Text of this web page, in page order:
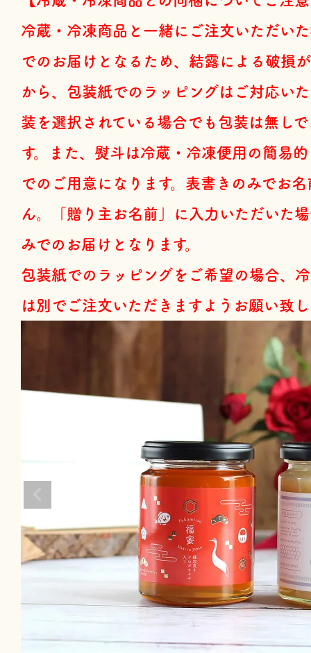
冷蔵・冷凍商品と一緒にご注文いただい
でのお届けとなるため、結露による破損
から、包装紙でのラッピングはご対応い
装を選択されている場合でも包装は無し
す。また、熨斗は冷蔵・冷凍便用の簡易
でのご用意になります。表書きのみでお
ん。「贈り主お名前」に入力いただいた
みでのお届けとなります。
包装紙でのラッピングをご希望の場合、
は別でご注文いただきますようお願い致し